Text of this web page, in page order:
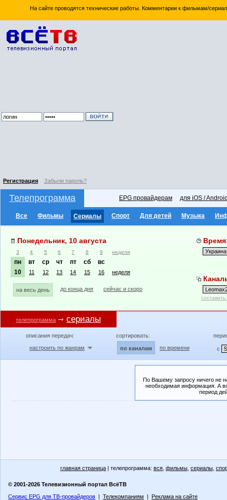
На сайте проводятся технические работы. Комментарии к фильмам/
Регистрация Забыли пароль?
Телепрограмма EPG провайдерам для iOS /
Все Фильмы Сериалы Спорт Для детей Музыка
Понедельник, 10 августа
3 4 5 6 7 8 9 неделя
пн вт ср чт пт сб
вс
10
11 12 13 14 15 16 неделя
на весь день до конца дня сейчас и скоро
телепрограмма сериалы
описания передач:
настроить по жанрам
сортировать:
по каналам по времени с
По Вашему запросу ничего не
необходимая информация. А
период
главная страница | телепрограмма: вся фильмы сериалы
© 2001-2026 Телевизионный портал ВсёТВ
Сервис EPG для ТВ-провайдеров | Телекомпаниям | Реклама на сайте